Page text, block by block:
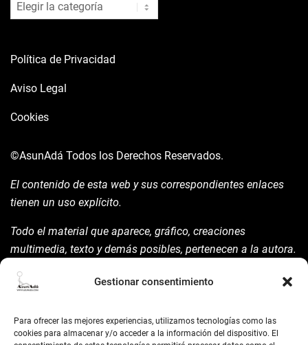
Gestionar consentimiento
Para ofrecer las mejores experiencias, utilizamos tecnologías como las
cookies para almacenar y/o acceder a la información del dispositivo. El
Política de Privacidad
Aviso Legal
Cookies
©AsunAdá Todos los Derechos Reservados.
El contenido de esta web y sus correspondientes enlaces
tienen un uso explícito.
Todo el material que aparece, gráfico, creaciones
multimedia, texto y demás posibles, pertenecen a la autora.
la mism para ello.
Siempre habrá de nombrarla y reconocer pues su autoría
©AsunAdá ​Gracias.